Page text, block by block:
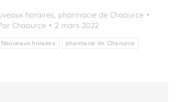
horaires, pharmacie de Chaource
Chaource
2 mars 2022
Nouveaux horaires pharmacie de Chaource